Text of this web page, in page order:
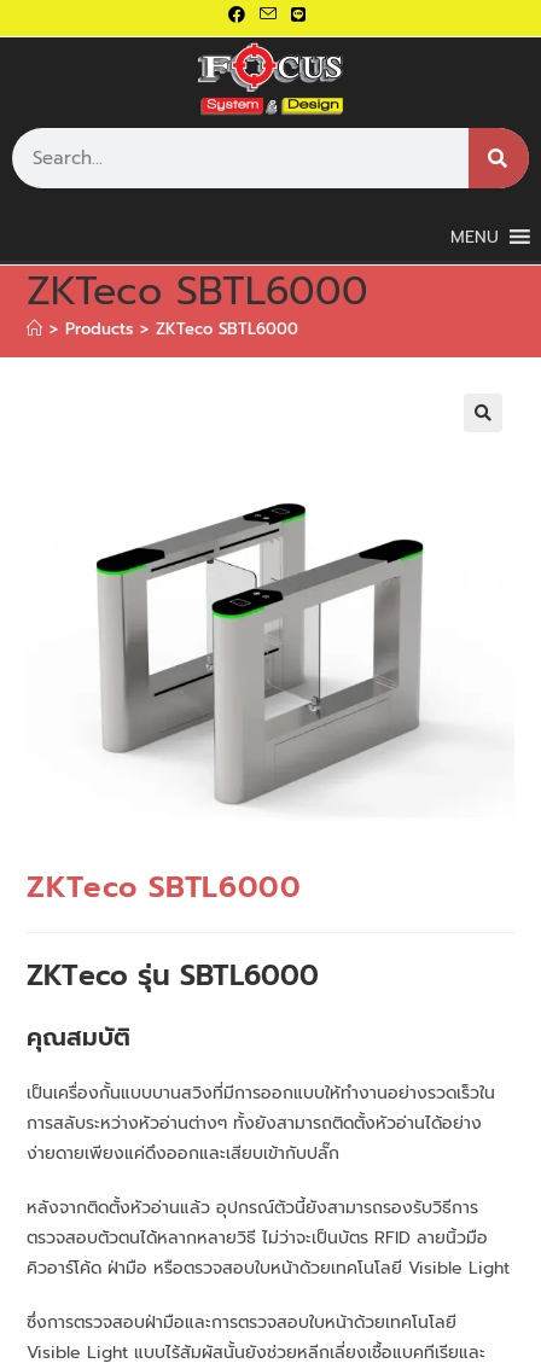
MENU
ZKTeco SBTL6000
> Products > ZKTeco SBTL6000
ZKTeco SBTL6000
ZKTeco รุ่น SBTL6000
คุณสมบัติ
เป็นเครื่องกั้นแบบบานสวิงที่มีการออกแบบให้ทํางานอย่างรวดเร็วใน
การสลับระหว่างหัวอ่านต่างๆ ทั้งยังสามารถติดตั้งหัวอ่านได้อย่าง
ง่ายดายเพียงแค่ดึงออกและเสียบเข้ากับปลั๊ก
หลังจากติดตั้งหัวอ่านแล้ว อุปกรณ์ตัวนี้ยังสามารถรองรับวิธีการ
ตรวจสอบตัวตนได้หลากหลายวิธี ไม่ว่าจะเป็นบัตร RFID ลายนิ้วมือ
คิวอาร์โค้ด ฝ่ามือ หรือตรวจสอบใบหน้าด้วยเทคโนโลยี Visible Light
ซึ่งการตรวจสอบฝ่ามือและการตรวจสอบใบหน้าด้วยเทคโนโลยี
Visible Light แบบไร้สัมผัสนั้นยังช่วยหลีกเลี่ยงเชื้อแบคทีเรียและ